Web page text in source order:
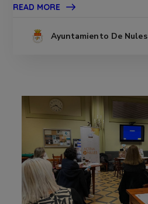
READ MORE
Ayuntamiento De Nules